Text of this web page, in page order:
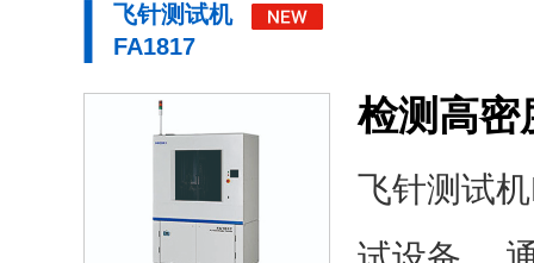
飞针测试机
FA1817
检测高密
飞针测试